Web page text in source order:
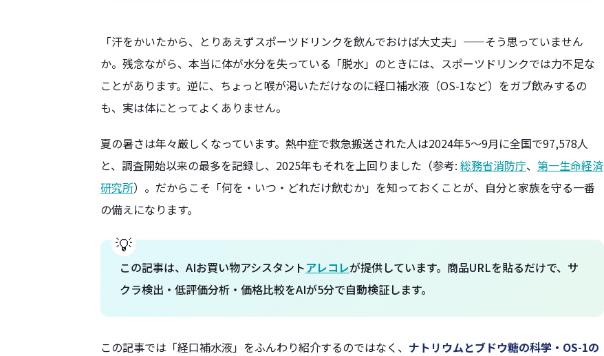
「汗をかいたから、とりあえずスポーツドリンクを飲んでおけば大丈夫」——そう思っていません
か。残念ながら、本当に体が水分を失っている「脱水」のときには、スポーツドリンクでは力不足な
ことがあります。逆に、ちょっと喉が渇いただけなのに経口補水液（OS-1など）をガブ飲みするの
も、実は体にとってよくありません。
夏の暑さは年々厳しくなっています。熱中症で救急搬送された人は2024年5〜9月に全国で97,578人
と、調査開始以来の最多を記録し、2025年もそれを上回りました（参考: 総務省消防庁、 第一生命経済
研究所）。だからこそ「何を・いつ・どれだけ飲むか」を知っておくことが、自分と家族を守る一番
の備えになります。
この記事は、AIお買い物アシスタントアレコレが提供しています。商品URLを貼るだけで、サ
クラ検出・低評価分析・価格比較をAIが5分で自動検証します。
この記事では「経口補水液」をふんわり紹介するのではなく、 ナトリウムとブドウ糖の科学・OS-1の